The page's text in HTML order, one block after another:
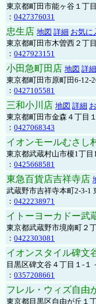
東京都町田市能ヶ谷１丁
： 0427376031
忠生店 地図 詳細 お気に
東京都町田市木曽西２丁
： 0427923151
小田急町田店 地図 詳細
東京都町田市原町田6-12-
： 0427105581
三和小川店 地図 詳細
東京都町田市金森４丁目
： 0427068343
イオンモールむさし
東京都武蔵村山市榎1丁
： 0425668581
東急百貨店吉祥寺店
武蔵野市吉祥寺本町2-3-1
： 0422238971
イトーヨーカドー武
東京都武蔵野市境南町２
： 0422303081
イオンスタイル碑文
目黒区碑文谷４丁目１-１
： 0357208661
フレル・ウィズ自由
東京都目黒区自由が丘１